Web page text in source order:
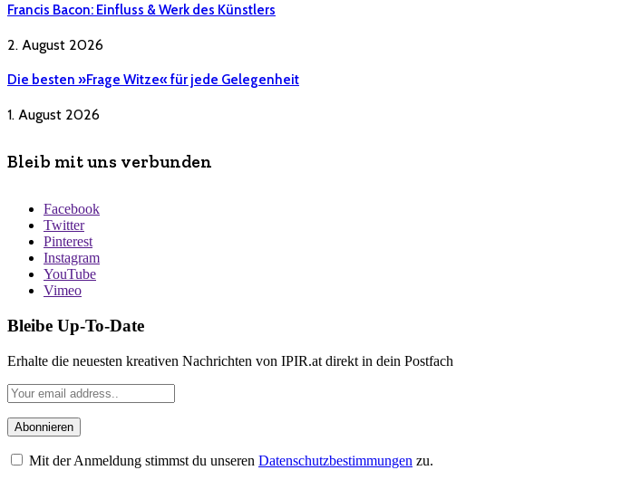
Francis Bacon: Einfluss & Werk des Künstlers
2. August 2026
Die besten »Frage Witze« für jede Gelegenheit
1. August 2026
Bleib mit uns verbunden
Facebook
Twitter
Pinterest
Instagram
YouTube
Vimeo
Bleibe Up-To-Date
Erhalte die neuesten kreativen Nachrichten von IPIR.at direkt in dein Postfach
Mit der Anmeldung stimmst du unseren Datenschutzbestimmungen zu.